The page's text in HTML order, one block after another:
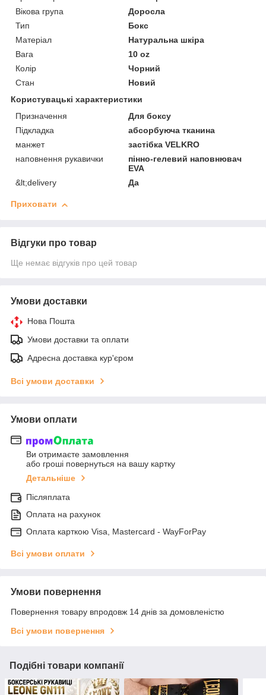
Вікова група
Доросла
Тип
Бокс
Матеріал
Натуральна шкіра
Вага
10 oz
Колір
Чорний
Стан
Новий
Користувацькі характеристики
Призначення
Для боксу
Підкладка
абсорбуюча тканина
манжет
застібка VELKRO
наповнення рукавички
пінно-гелевий наповнювач
EVA
&lt;delivery
Да
Приховати
Відгуки про товар
Ще немає відгуків про цей товар
Умови доставки
Нова Пошта
Умови доставки та оплати
Адресна доставка кур'єром
Всі умови доставки
Умови оплати
Ви отримаєте замовлення
або гроші повернуться на вашу картку
Детальніше
Післяплата
Оплата на рахунок
Оплата карткою Visa, Mastercard - WayForPay
Всі умови оплати
Умови повернення
Повернення товару впродовж 14 днів за домовленістю
Всі умови повернення
Подібні товари компанії